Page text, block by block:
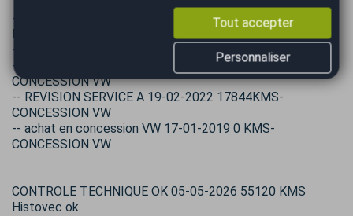
-- REVISION SERVICE A + PNEUS AV ET PLAQ AV ( POUR
LA VENTE )
-- achat en GARAGE 25-04-2024 35000 KMS-
-- REVISION SERVICE A 27-10-2023 34823KMS-
CONCESSION VW
-- REVISION SERVICE A 19-02-2022 17844KMS-
CONCESSION VW
-- achat en concession VW 17-01-2019 0 KMS-
CONCESSION VW
CONTROLE TECHNIQUE OK 05-05-2026 55120 KMS
Histovec ok
Tout accepter
Personnaliser